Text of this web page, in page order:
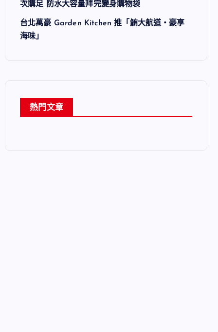
次購足 防水大容量拜完變身購物袋
台北萬豪 Garden Kitchen 推「鮪大航道・豪享
海味」
熱門文章